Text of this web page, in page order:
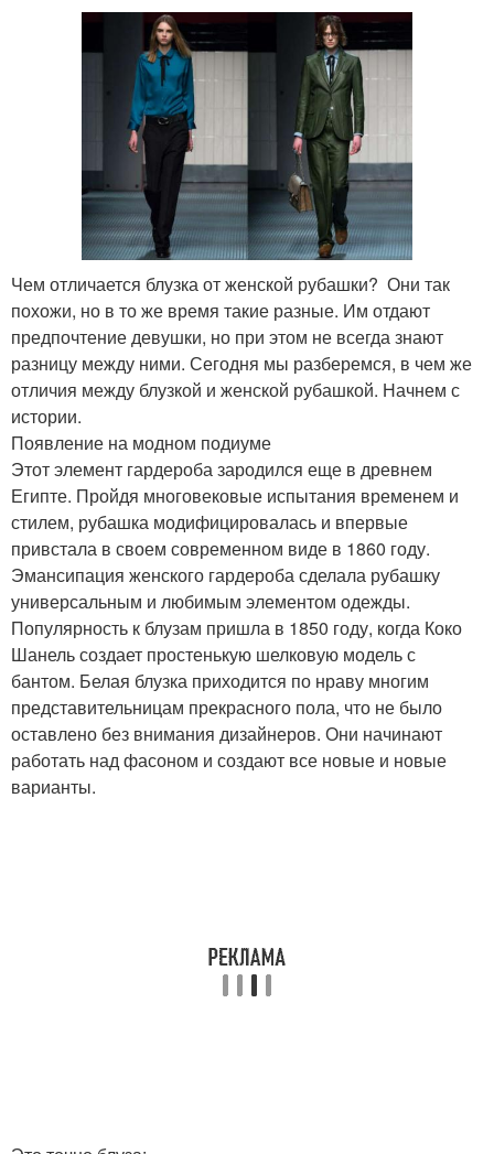
Чем отличается блузка от женской рубашки? Они так
похожи, но в то же время такие разные. Им отдают
предпочтение девушки, но при этом не всегда знают
разницу между ними. Сегодня мы разберемся, в чем же
отличия между блузкой и женской рубашкой. Начнем с
истории.
Появление на модном подиуме
Этот элемент гардероба зародился еще в древнем
Египте. Пройдя многовековые испытания временем и
стилем, рубашка модифицировалась и впервые
привстала в своем современном виде в 1860 году.
Эмансипация женского гардероба сделала рубашку
универсальным и любимым элементом одежды.
Популярность к блузам пришла в 1850 году, когда Коко
Шанель создает простенькую шелковую модель с
бантом. Белая блузка приходится по нраву многим
представительницам прекрасного пола, что не было
оставлено без внимания дизайнеров. Они начинают
работать над фасоном и создают все новые и новые
варианты.